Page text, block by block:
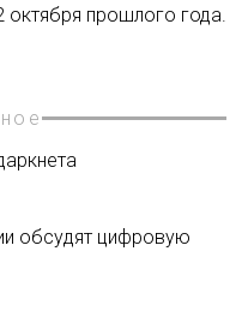
прошлого года.
обсудят цифровую